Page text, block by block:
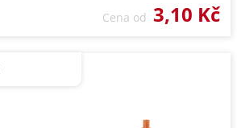
Cena od 3,10 Kč